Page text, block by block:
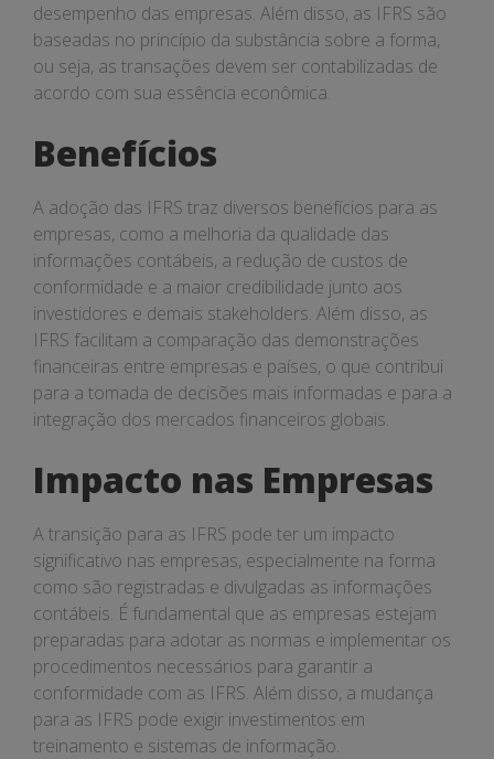
desempenho das empresas. Além disso, as IFRS são
baseadas no princípio da substância sobre a forma,
ou seja, as transações devem ser contabilizadas de
acordo com sua essência econômica.
Benefícios
A adoção das IFRS traz diversos benefícios para as
empresas, como a melhoria da qualidade das
informações contábeis, a redução de custos de
conformidade e a maior credibilidade junto aos
investidores e demais stakeholders. Além disso, as
IFRS facilitam a comparação das demonstrações
financeiras entre empresas e países, o que contribui
para a tomada de decisões mais informadas e para a
integração dos mercados financeiros globais.
Impacto nas Empresas
A transição para as IFRS pode ter um impacto
significativo nas empresas, especialmente na forma
como são registradas e divulgadas as informações
contábeis. É fundamental que as empresas estejam
preparadas para adotar as normas e implementar os
procedimentos necessários para garantir a
conformidade com as IFRS. Além disso, a mudança
para as IFRS pode exigir investimentos em
treinamento e sistemas de informação.